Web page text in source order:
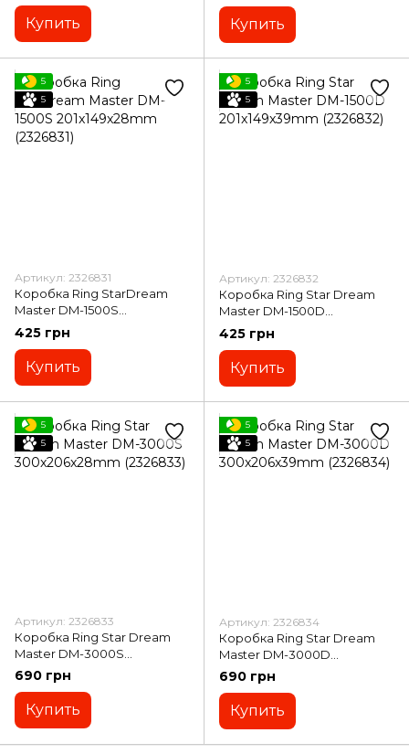
Купить Купить
5
5
Артикул: 2326831
Коробка Ring StarDream
Master DM-1500S
201x149x28mm (2326831)
425 грн
Купить
5
5
Артикул: 2326832
Коробка Ring Star Dream
Master DM-1500D
201x149x39mm (2326832)
425 грн
Купить
5
5
Артикул: 2326833
Коробка Ring Star Dream
Master DM-3000S
300x206x28mm (2326833)
690 грн
Купить
5
5
Артикул: 2326834
Коробка Ring Star Dream
Master DM-3000D
300x206x39mm (2326834)
690 грн
Купить